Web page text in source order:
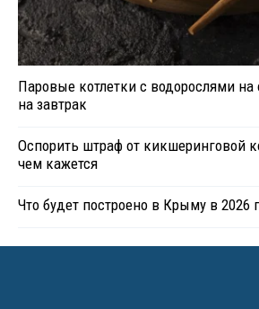
Паровые котлетки с водорослями на
на завтрак
Оспорить штраф от кикшеринговой
чем кажется
Что будет построено в Крыму в 2026